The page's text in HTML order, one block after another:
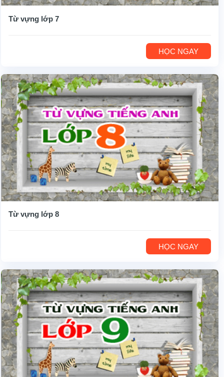
Từ vựng lớp 7
HỌC NGAY
Từ vựng lớp 8
HỌC NGAY